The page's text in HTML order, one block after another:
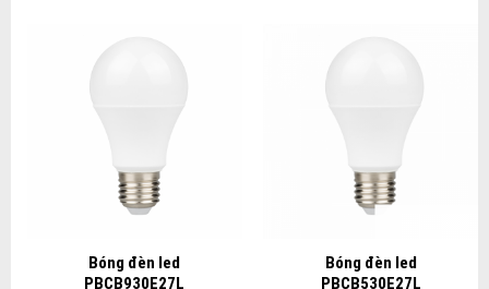
Bóng đèn led
PBCB930E27L
Bóng đèn led
PBCB530E27L